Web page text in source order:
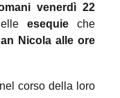
venerdì 22
esequie che
Nicola alle ore
corso della loro